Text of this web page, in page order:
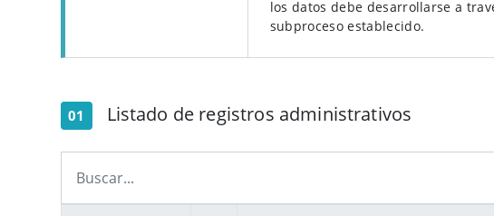
los datos debe desarrollarse a
subproceso establecido.
01 Listado de registros administrativos